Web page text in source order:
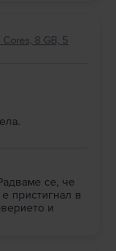
8 GB, 5
се, че
пристигнал в
и